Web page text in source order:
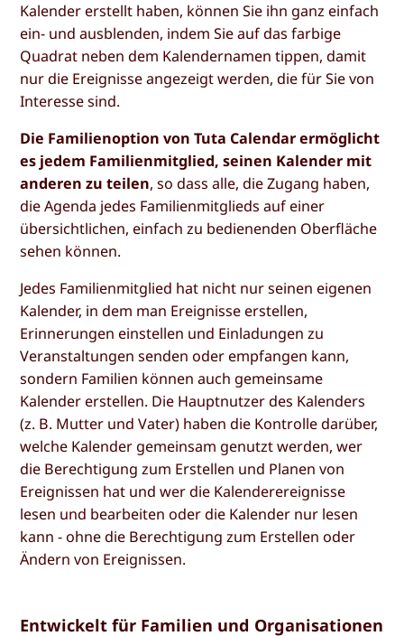
Kalender erstellt haben, können Sie ihn ganz einfach
ein- und ausblenden, indem Sie auf das farbige
Quadrat neben dem Kalendernamen tippen, damit
nur die Ereignisse angezeigt werden, die für Sie von
Interesse sind.
Die Familienoption von Tuta Calendar ermöglicht
es jedem Familienmitglied, seinen Kalender mit
anderen zu teilen, so dass alle, die Zugang haben,
die Agenda jedes Familienmitglieds auf einer
übersichtlichen, einfach zu bedienenden Oberfläche
sehen können.
Jedes Familienmitglied hat nicht nur seinen eigenen
Kalender, in dem man Ereignisse erstellen,
Erinnerungen einstellen und Einladungen zu
Veranstaltungen senden oder empfangen kann,
sondern Familien können auch gemeinsame
Kalender erstellen. Die Hauptnutzer des Kalenders
(z. B. Mutter und Vater) haben die Kontrolle darüber,
welche Kalender gemeinsam genutzt werden, wer
die Berechtigung zum Erstellen und Planen von
Ereignissen hat und wer die Kalenderereignisse
lesen und bearbeiten oder die Kalender nur lesen
kann - ohne die Berechtigung zum Erstellen oder
Ändern von Ereignissen.
Entwickelt für Familien und Organisationen